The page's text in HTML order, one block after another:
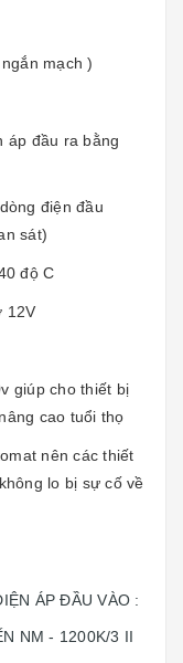
mạch )
áp đầu ra bằng
điện đầu
sát)
độ C
12V
giúp cho thiết bị
cao tuổi thọ
nên các thiết
lo bị sự cố về
ÁP ĐẦU VÀO :
NM - 1200K/3 II